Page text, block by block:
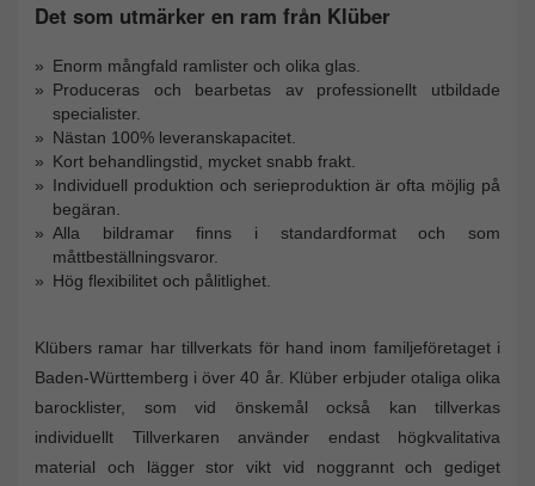
Det som utmärker en ram från Klüber
Enorm mångfald ramlister och olika glas.
Produceras och bearbetas av professionellt utbildade
specialister.
Nästan 100% leveranskapacitet.
Kort behandlingstid, mycket snabb frakt.
Individuell produktion och serieproduktion är ofta möjlig på
begäran.
Alla bildramar finns i standardformat och som
måttbeställningsvaror.
Hög flexibilitet och pålitlighet.
Klübers ramar har tillverkats för hand inom familjeföretaget i
Baden-Württemberg i över 40 år. Klüber erbjuder otaliga olika
barocklister, som vid önskemål också kan tillverkas
individuellt Tillverkaren använder endast högkvalitativa
material och lägger stor vikt vid noggrannt och gediget